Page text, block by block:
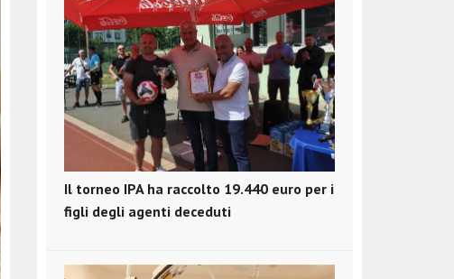
Il torneo IPA ha raccolto 19.440 euro per i
figli degli agenti deceduti